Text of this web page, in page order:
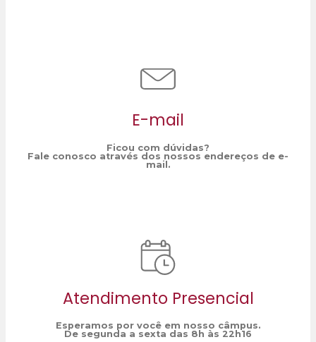
E-mail
Ficou com dúvidas?
Fale conosco através dos nossos endereços de e-
mail.
Atendimento Presencial
Esperamos por você em nosso câmpus.
De segunda a sexta das 8h às 22h16